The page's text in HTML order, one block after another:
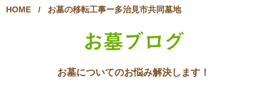
HOME / お墓の移転工事ー多治見市共同墓地
お墓ブログ
お墓についてのお悩み解決します！